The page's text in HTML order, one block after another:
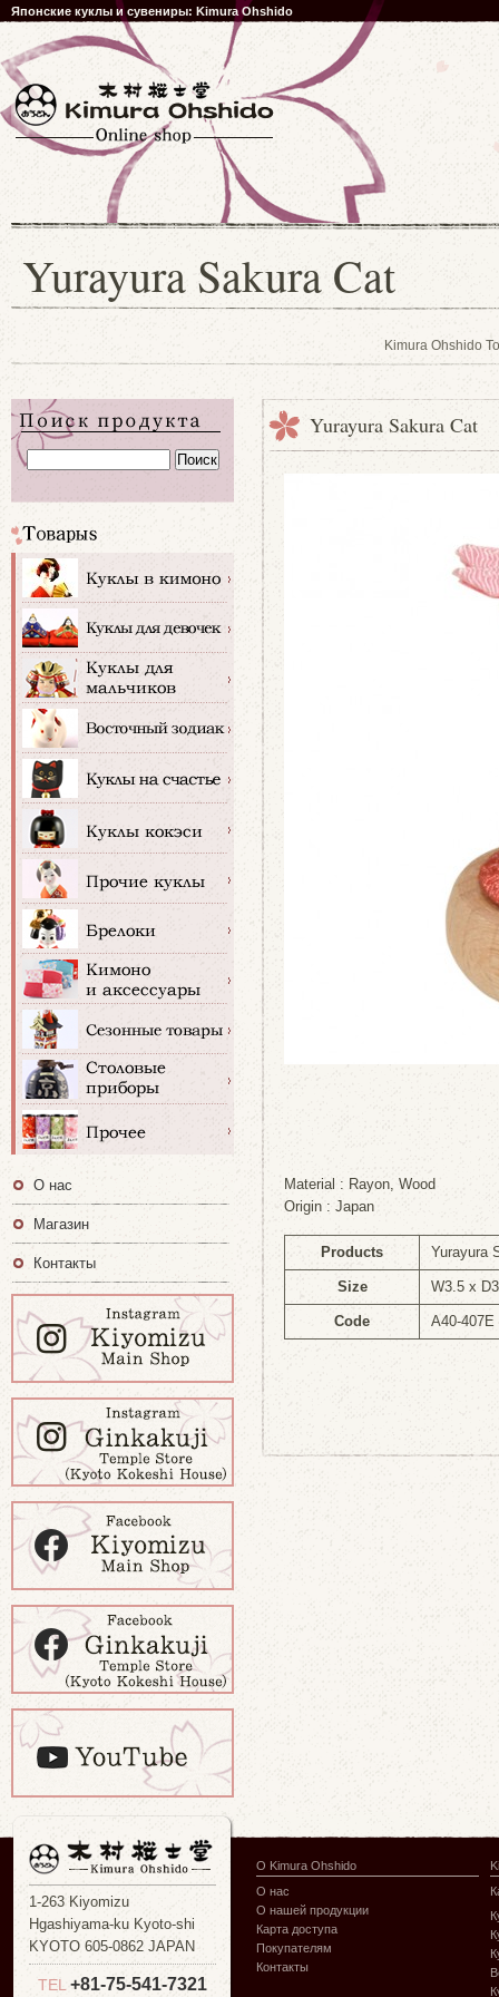
Японские куклы и сувениры: Kimura Ohshido
Yurayura Sakura Cat
Kimura Ohshido
Yurayura Sakura Cat
Material : Rayon, Wood
Origin : Japan
Products Yurayura
Size W3.5 x
Code A40-407E
О нас
Магазин
Контакты
1-263 Kiyomizu
Hgashiyama-ku Kyoto-shi
KYOTO 605-0862 JAPAN
TEL +81-75-541-7321
О Kimura Ohshido
О нас
О нашей продукции
Карта доступа
Покупателям
Контакты